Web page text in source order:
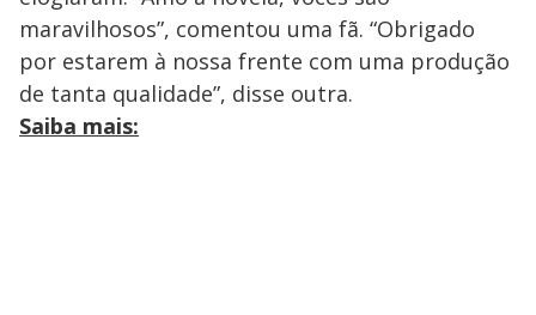
maravilhosos”, comentou uma fã. “Obrigado
por estarem à nossa frente com uma produção
de tanta qualidade”, disse outra.
Saiba mais: